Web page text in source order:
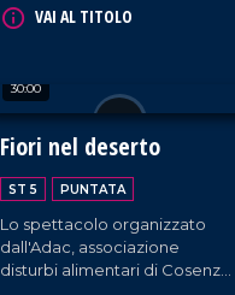
Melagrana d'Argento.
VAI AL TITOLO
30:00
Fiori nel deserto
ST 5 PUNTATA
Lo spettacolo organizzato
dall'Adac, associazione
disturbi alimentari di Cosenza,